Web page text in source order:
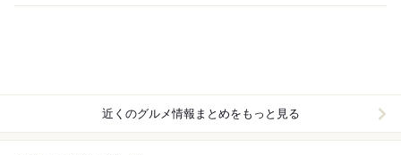
近くのグルメ情報まとめをもっと見る